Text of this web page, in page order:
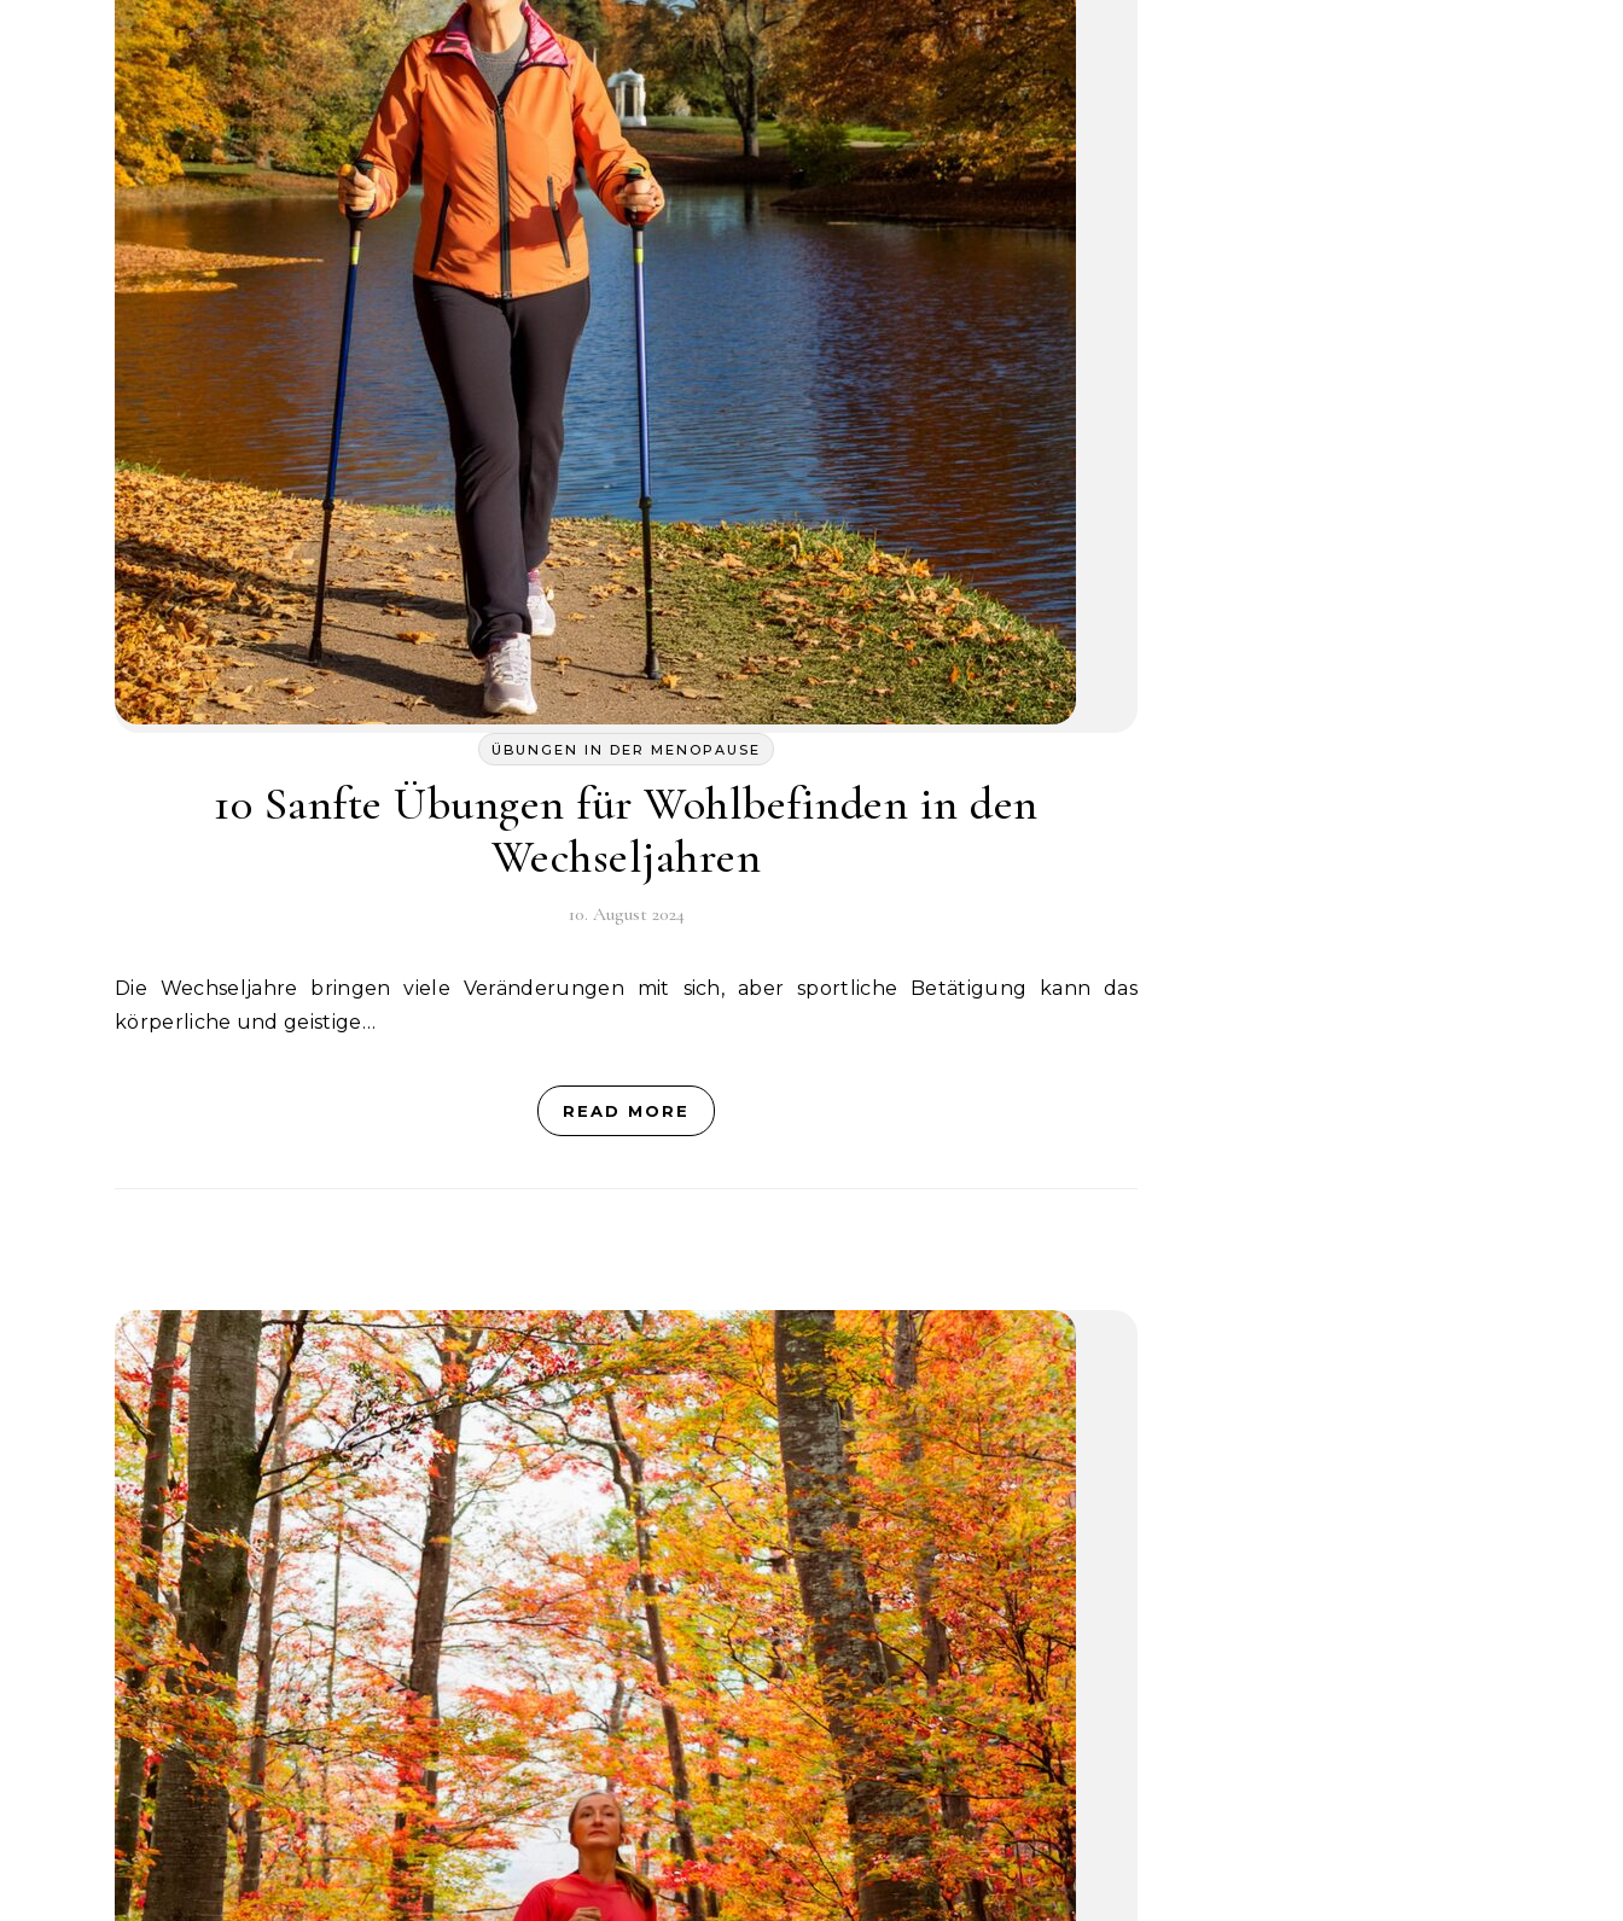
ÜBUNGEN IN DER MENOPAUSE
10 Sanfte Übungen für Wohlbefinden in den
Wechseljahren
10. August 2024
Die Wechseljahre bringen viele Veränderungen mit sich, aber sportliche Betätigung kann das
körperliche und geistige…
READ MORE